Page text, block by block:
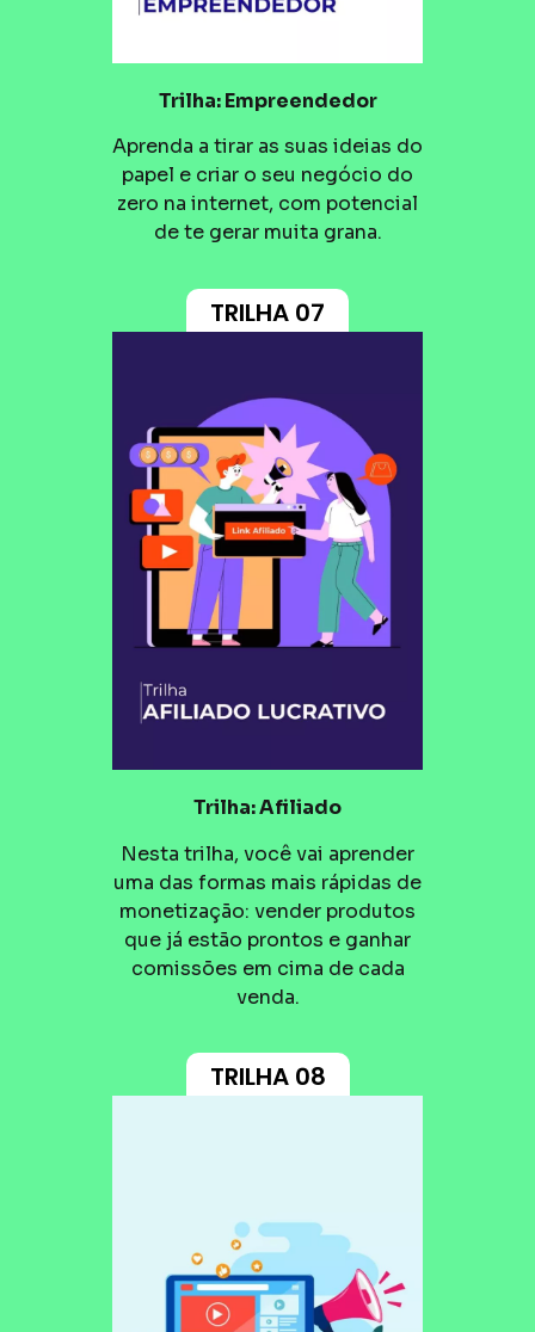
Trilha: Empreendedor
Aprenda a tirar as suas ideias do
papel e criar o seu negócio do
zero na internet, com potencial
de te gerar muita grana.
TRILHA 07
Trilha: Afiliado
Nesta trilha, você vai aprender
uma das formas mais rápidas de
monetização: vender produtos
que já estão prontos e ganhar
comissões em cima de cada
venda.
TRILHA 08